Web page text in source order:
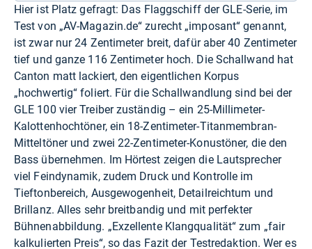
Hier ist Platz gefragt: Das Flaggschiff der GLE-Serie, im
Test von „AV-Magazin.de“ zurecht „imposant“ genannt,
ist zwar nur 24 Zentimeter breit, dafür aber 40 Zentimeter
tief und ganze 116 Zentimeter hoch. Die Schallwand hat
Canton matt lackiert, den eigentlichen Korpus
„hochwertig“ foliert. Für die Schallwandlung sind bei der
GLE 100 vier Treiber zuständig – ein 25-Millimeter-
Kalottenhochtöner, ein 18-Zentimeter-Titanmembran-
Mitteltöner und zwei 22-Zentimeter-Konustöner, die den
Bass übernehmen. Im Hörtest zeigen die Lautsprecher
viel Feindynamik, zudem Druck und Kontrolle im
Tieftonbereich, Ausgewogenheit, Detailreichtum und
Brillanz. Alles sehr breitbandig und mit perfekter
Bühnenabbildung. „Exzellente Klangqualität“ zum „fair
kalkulierten Preis“, so das Fazit der Testredaktion. Wer es